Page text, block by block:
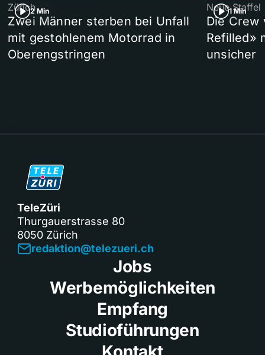
2 Min
Zürich
Zwei Männer sterben bei Unfall
mit gestohlenem Motorrad in
Oberengstringen
1 Min
Neue Staffel
Die Crew
Refilled»
unsicher
TeleZüri
Thurgauerstrasse 80
8050 Zürich
redaktion@telezueri.ch
Jobs
Werbemöglichkeiten
Empfang
Studioführungen